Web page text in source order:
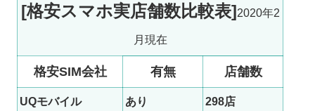
[格安スマホ実店舗数比較表]2020年2
月現在
格安SIM会社 有無 店舗数
UQモバイル あり 298店